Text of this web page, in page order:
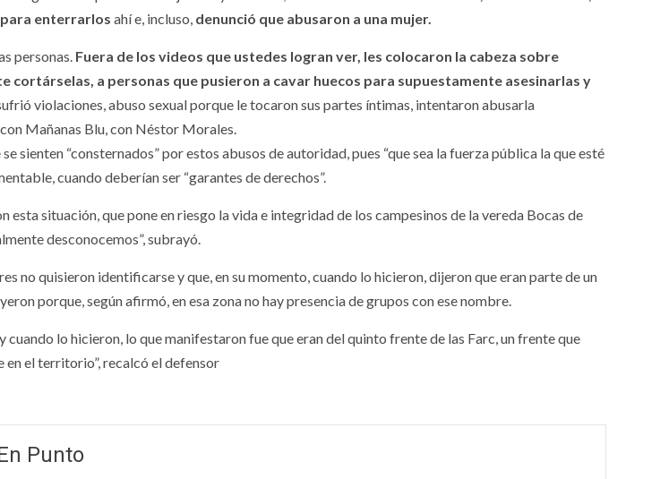
enterrarlos ahí e, incluso, denunció que abusaron a una mujer.
personas. Fuera de los videos que ustedes logran ver, les colocaron la cabeza sobre
cortárselas, a personas que pusieron a cavar huecos para supuestamente asesinarlas y
violaciones, abuso sexual porque le tocaron sus partes íntimas, intentaron abusarla
Mañanas Blu, con Néstor Morales.
sienten “consternados” por estos abusos de autoridad, pues “que sea la fuerza pública la que esté
cuando deberían ser “garantes de derechos”.
esta situación, que pone en riesgo la vida e integridad de los campesinos de la vereda Bocas de
desconocemos”, subrayó.
no quisieron identificarse y que, en su momento, cuando lo hicieron, dijeron que eran parte de un
porque, según afirmó, en esa zona no hay presencia de grupos con ese nombre.
cuando lo hicieron, lo que manifestaron fue que eran del quinto frente de las Farc, un frente que
en el territorio”, recalcó el defensor
Punto